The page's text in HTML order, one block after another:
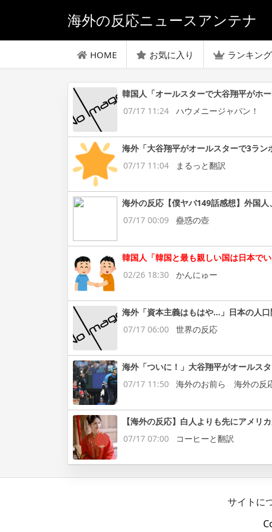
海外の反応ニュースアンテナ
HOME お気に入り ランキング
韓国人「オールスターで大谷翔平がホー
07/17 11:24
ハウメニージャパン！
海外「大谷翔平がオールスターで3ラン
07/17 11:04
まるっと翻訳
海外の反応【僕ヤバ149話感想】外国
07/17 00:09
蠱惑の壺
韓国人「韓国と最も親しい国は日本でい
02/26 18:30
かんにゅー
海外「資本主義はもはや…」日本の人
07/17 06:00
世界の反応
海外「ついに！」大谷翔平がオールス
07/17 11:50
海外のお前ら 海外の反
【海外の反応】白人よりも先にアメリ
07/17 07:00
コーヒーと翻訳
サイトに